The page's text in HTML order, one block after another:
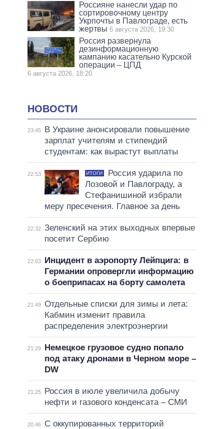
Россияне нанесли удар по
сортировочному центру
Укрпочты в Павлограде, есть
жертвы 6 августа 2026, 19:30
Россия развернула
дезинформационную
кампанию касательно Курской
операции – ЦПД
6 августа 2026, 18:20
НОВОСТИ
23:45
В Украине анонсировали повышение
зарплат учителям и стипендий
студентам: как вырастут выплаты
22:53 ИТОГИ
Россия ударила по
Лозовой и Павлограду, а
Стефанишиной избрали
меру пресечения. Главное за день
22:32 Зеленский на этих выходных впервые
посетит Сербию
22:03
Инцидент в аэропорту Лейпцига: в
Германии опровергли информацию
о боеприпасах на борту самолета
21:49 Отдельные списки для зимы и лета:
Кабмин изменит правила
распределения электроэнергии
21:29
Немецкое грузовое судно попало
под атаку дронами в Черном море –
DW
21:25
Россия в июле увеличила добычу
нефти и газового конденсата – СМИ
20:46
С оккупированных территорий